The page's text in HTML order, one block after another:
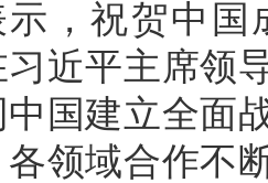
，祝贺中国
近平主席领
国建立全面
各领域合作不